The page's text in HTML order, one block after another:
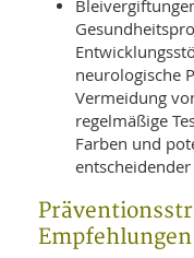
neurologische
Vermeidung
regelmäßige
Farben und
Empfehlungen